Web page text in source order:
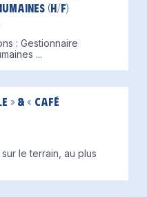
(H/F)
: Gestionnaire
...
» & « Café
le terrain, au plus